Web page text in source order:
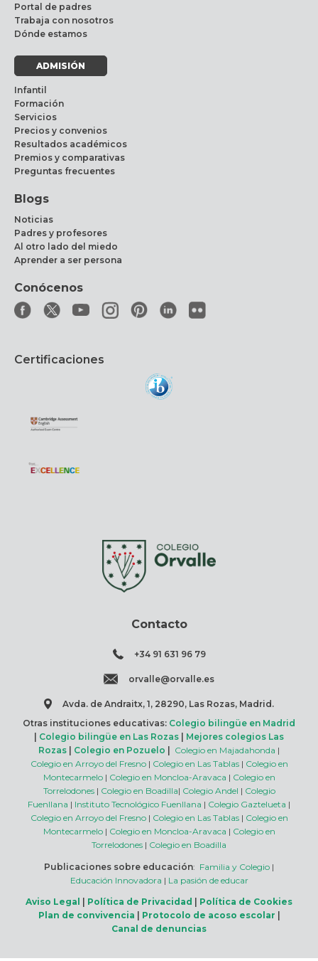
Portal de padres
Trabaja con nosotros
Dónde estamos
ADMISIÓN
Infantil
Formación
Servicios
Precios y convenios
Resultados académicos
Premios y comparativas
Preguntas frecuentes
Blogs
Noticias
Padres y profesores
Al otro lado del miedo
Aprender a ser persona
Conócenos
Certificaciones
Contacto
+34 91 631 96 79
orvalle@orvalle.es
Avda. de Andraitx, 1, 28290, Las Rozas, Madrid.
Otras instituciones educativas: Colegio bilingüe en Madrid
| Colegio bilingüe en Las Rozas | Mejores colegios Las
Rozas | Colegio en Pozuelo | Colegio en Majadahonda |
Colegio en Arroyo del Fresno| Colegio en Las Tablas| Colegio en
Montecarmelo| Colegio en Moncloa-Aravaca | Colegio en
Torrelodones| Colegio en Boadilla| Colegio Andel | Colegio
Fuenllana | Instituto Tecnológico Fuenllana | Colegio Gaztelueta |
Colegio en Arroyo del Fresno| Colegio en Las Tablas| Colegio en
Montecarmelo| Colegio en Moncloa-Aravaca | Colegio en
Torrelodones | Colegio en Boadilla
Publicaciones sobre educación: Familia y Colegio |
Educación Innovadora | La pasión de educar
Aviso Legal | Política de Privacidad | Política de Cookies
Plan de convivencia | Protocolo de acoso escolar |
Canal de denuncias